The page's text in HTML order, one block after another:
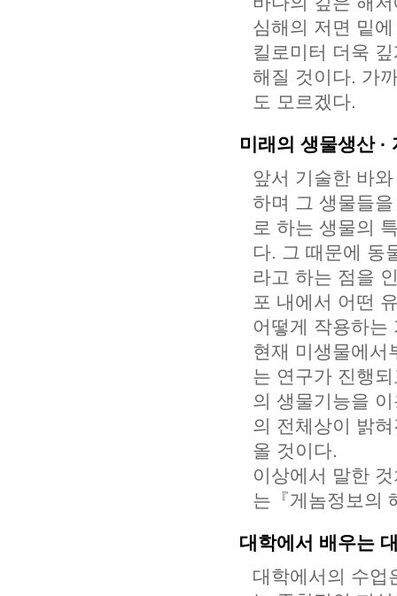
심해의 저면 밑
킬로미터 더욱
해질 것이다. 가
도 모르겠다.
미래의 생물생산 ·
앞서 기술한 바
하며 그 생물들
로 하는 생물의
다. 그 때문에 동
라고 하는 점을
포 내에서 어떤
어떻게 작용하는
현재 미생물에서
는 연구가 진행
의 생물기능을
의 전체상이 밝
올 것이다.
이상에서 말한
는『게놈정보의
대학에서 배우는
대학에서의 수업